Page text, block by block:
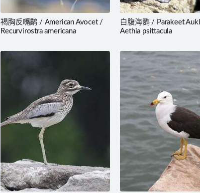
褐胸反嘴鹬 / American Avocet /
Recurvirostra americana
白腹海鹦 / Parakeet
Aethia psittacula